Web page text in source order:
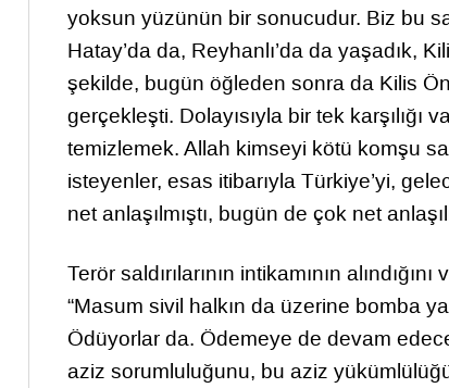
yoksun yüzünün bir sonucudur. Biz bu
Hatay’da da, Reyhanlı’da da yaşadık,
şekilde, bugün öğleden sonra da Kilis
gerçekleşti. Dolayısıyla bir tek
temizlemek. Allah kimseyi kötü komşu
isteyenler, esas itibarıyla Türkiye’yi,
net anlaşılmıştı, bugün de çok net
Terör saldırılarının intikamının
“Masum sivil halkın da üzerine bomba
Ödüyorlar da. Ödemeye de devam
aziz sorumluluğunu, bu aziz